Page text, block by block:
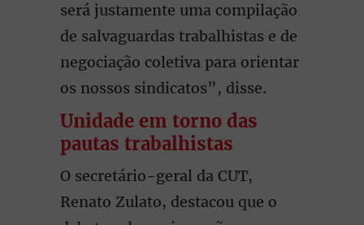
será justamente uma compilação
de salvaguardas trabalhistas e de
negociação coletiva para orientar
os nossos sindicatos”, disse.
Unidade em torno das
pautas trabalhistas
O secretário-geral da CUT,
Renato Zulato, destacou que o